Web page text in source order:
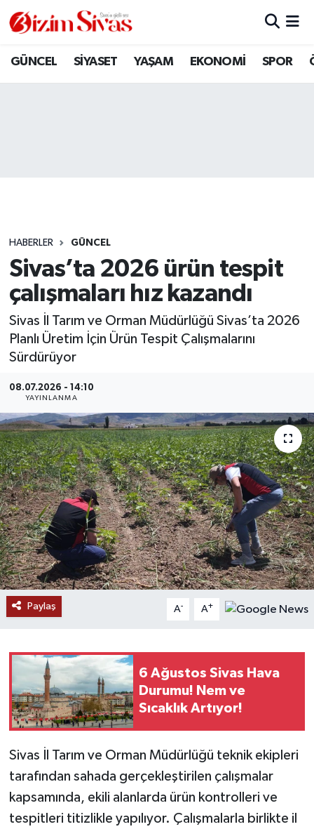
GÜNCEL SİYASET YAŞAM EKONOMİ SPOR
HABERLER GÜNCEL
Sivas’ta 2026 ürün tespit
çalışmaları hız kazandı
Sivas İl Tarım ve Orman Müdürlüğü Sivas’ta 2026
Planlı Üretim İçin Ürün Tespit Çalışmalarını
Sürdürüyor
08.07.2026 - 14:10
YAYINLANMA
Paylaş A- A+
6 Ağustos Sivas Hava
Durumu! Nem ve
Sıcaklık Artıyor!
Sivas İl Tarım ve Orman Müdürlüğü teknik ekipleri
tarafından sahada gerçekleştirilen çalışmalar
kapsamında, ekili alanlarda ürün kontrolleri ve
tespitleri titizlikle yapılıyor. Çalışmalarla birlikte il
ARAMIZDAN AYRILANLAR
GÜNCEL
KÜLTÜR
MAGAZİN
RESMİ İLANLAR
SAĞLIK
SİYASET
SOSYAL YARDIMLAR
SPONSORLU YAZI
SPOR
YAŞAM
Sivas Nöbetçi Eczaneler
Son Dakika Haberleri
Haber Arşivi